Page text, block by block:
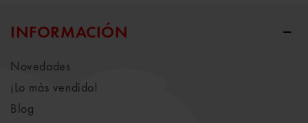
INFORMACIÓN
Novedades
¡Lo más vendido!
Blog